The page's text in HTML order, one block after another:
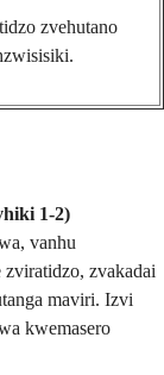
zvehutano
1-2)
vanhu
zvakadai
maviri. Izvi
kwemasero